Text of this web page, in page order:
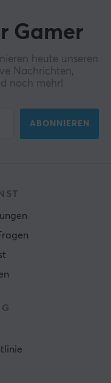
Gamer
heute unseren
Nachrichten,
noch mehr!
ABONNIEREN